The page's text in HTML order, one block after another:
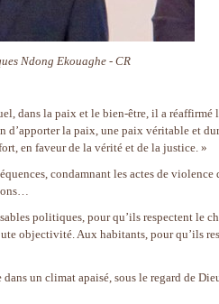
Ndong Ekouaghe - CR
dans la paix et le bien-être, il a
la paix, une paix véritable et
en faveur de la vérité et de la justice. »
condamnant les actes de violence
politiques, pour qu’ils respectent le
objectivité. Aux habitants, pour qu’ils
un climat apaisé, sous le regard de